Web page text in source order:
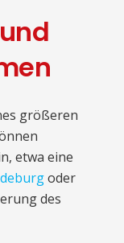
größeren
etwa eine
oder
des